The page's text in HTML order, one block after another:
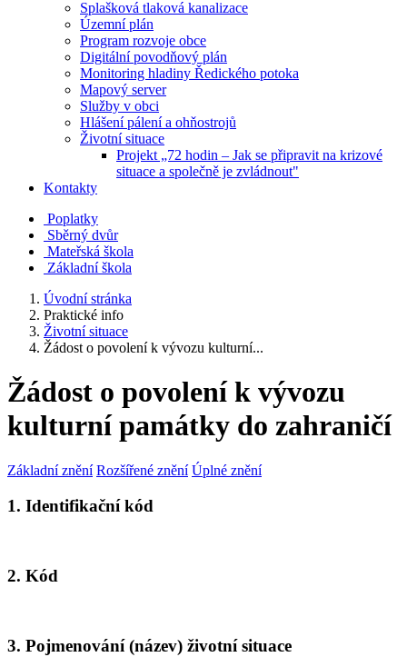
Splašková tlaková kanalizace
Územní plán
Program rozvoje obce
Digitální povodňový plán
Monitoring hladiny Ředického potoka
Mapový server
Služby v obci
Hlášení pálení a ohňostrojů
Životní situace
Projekt „72 hodin – Jak se připravit na krizové
situace a společně je zvládnout"
Kontakty
Poplatky
Sběrný dvůr
Mateřská škola
Základní škola
Úvodní stránka
Praktické info
Životní situace
Žádost o povolení k vývozu kulturní...
Žádost o povolení k vývozu
kulturní památky do zahraničí
Základní znění Rozšířené znění Úplné znění
1. Identifikační kód
2. Kód
3. Pojmenování (název) životní situace